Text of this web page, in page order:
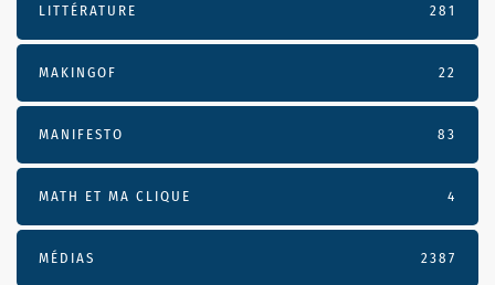
LITTÉRATURE 281
MAKINGOF 22
MANIFESTO 83
MATH ET MA CLIQUE 4
MÉDIAS 2387